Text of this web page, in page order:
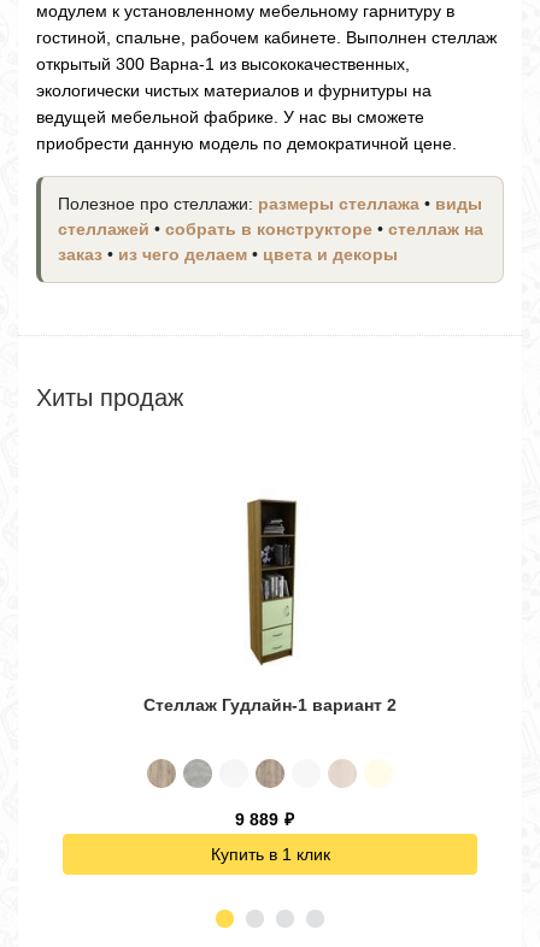
модулем к установленному мебельному гарнитуру в
гостиной, спальне, рабочем кабинете. Выполнен стеллаж
открытый 300 Варна-1 из высококачественных,
экологически чистых материалов и фурнитуры на
ведущей мебельной фабрике. У нас вы сможете
приобрести данную модель по демократичной цене.
Полезное про стеллажи: размеры стеллажа • виды
стеллажей • собрать в конструкторе • стеллаж на
заказ • из чего делаем • цвета и декоры
Хиты продаж
Стеллаж Гудлайн-1 вариант 2
9 889 ₽
Купить в 1 клик